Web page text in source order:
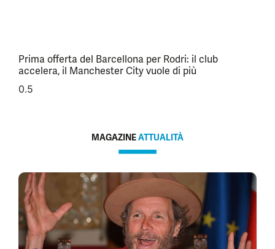
Prima offerta del Barcellona per Rodri: il club
accelera, il Manchester City vuole di più
MAGAZINEATTUALITÀ